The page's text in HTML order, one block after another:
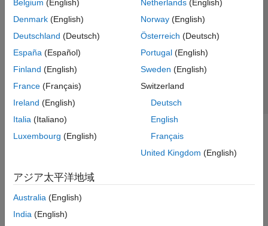
Belgium (English)
Denmark (English)
Deutschland (Deutsch)
España (Español)
Finland (English)
France (Français)
Ireland (English)
Italia (Italiano)
Luxembourg (English)
Netherlands(English)
Norway(English)
Österreich (Deutsch)
Portugal(English)
Sweden (English)
Switzerland
Deutsch
English
Français
United Kingdom (English)
アジア太平洋地域
Australia (English)
India (English)
トラストセンター
プライバシー ポリシー
違法コピー防止
アプリケーション ステータス
© 1994-2026 The MathWorks, Inc.